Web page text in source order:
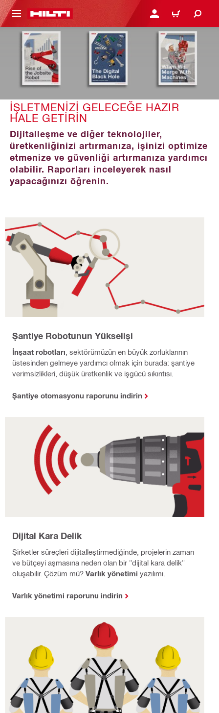
GEÇ GIRIŞ YAP YA DA KAYIT
SEPET
İŞLETMENIZI GELECEĞE HAZIR
HALE GETIRIN
Dijitalleşme ve diğer teknolojiler,
üretkenliğinizi artırmanıza, işinizi optimize
etmenize ve güvenliği artırmanıza yardımcı
olabilir. Raporları inceleyerek nasıl
yapacağınızı öğrenin.
Şantiye Robotunun Yükselişi
İnşaat robotları , sektörümüzün en büyük zorluklarının
üstesinden gelmeye yardımcı olmak için burada: şantiye
verimsizlikleri, düşük üretkenlik ve işgücü sıkıntısı.
Şantiye otomasyonu raporunu indirin
Dijital Kara Delik
Şirketler süreçleri dijitalleştirmediğinde, projelerin zaman
ve bütçeyi aşmasına neden olan bir "dijital kara delik"
oluşabilir. Çözüm mü? Varlık yönetimi yazılımı.
Varlık yönetimi raporunu indirin